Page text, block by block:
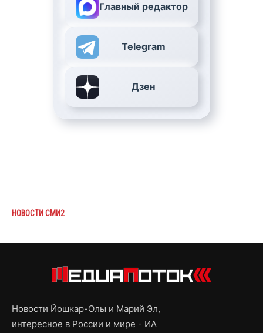
Главный редактор
Telegram
Дзен
НОВОСТИ СМИ2
Новости Йошкар-Олы и Марий Эл,
интересное в России и мире - ИА